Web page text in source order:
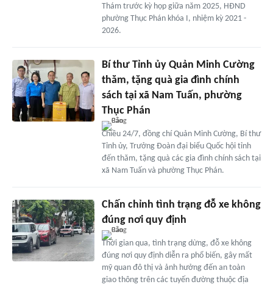
Thám trước kỳ họp giữa năm 2025, HĐND
phường Thục Phán khóa I, nhiệm kỳ 2021 -
2026.
Bí thư Tỉnh ủy Quản Minh Cường
thăm, tặng quà gia đình chính
sách tại xã Nam Tuấn, phường
Thục Phán
Chiều 24/7, đồng chí Quản Minh Cường, Bí thư
Tỉnh ủy, Trưởng Đoàn đại biểu Quốc hội tỉnh
đến thăm, tặng quà các gia đình chính sách tại
xã Nam Tuấn và phường Thục Phán.
Chấn chỉnh tình trạng đỗ xe không
đúng nơi quy định
Thời gian qua, tình trạng dừng, đỗ xe không
đúng nơi quy định diễn ra phổ biến, gây mất
mỹ quan đô thị và ảnh hưởng đến an toàn
giao thông trên các tuyến đường thuộc địa